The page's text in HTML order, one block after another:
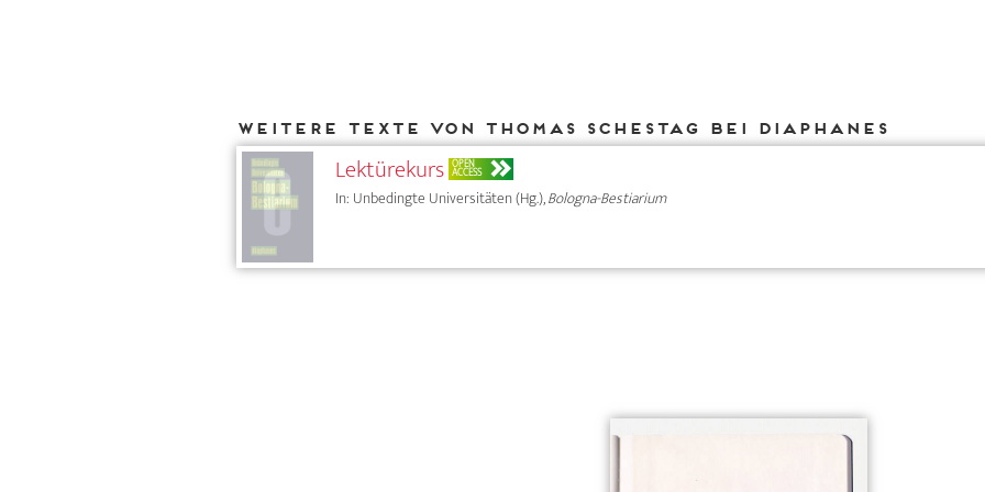
Weitere Texte von Thomas Schestag bei DIAPHANES
Lektürekurs OPEN
ACCESS
In: Unbedingte Universitäten (Hg.),Bologna-Bestiarium